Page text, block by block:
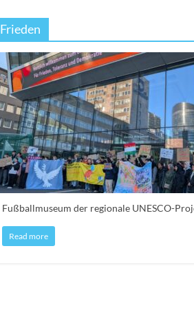
Frieden
Fußballmuseum der regionale UNESCO-
Read more